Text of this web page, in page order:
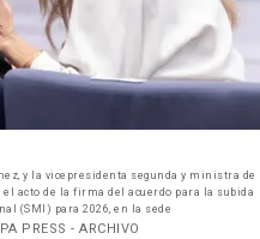
de
acto de la firma del acuerdo para la subida
(SMI) para 2026, en la sede
PRESS - ARCHIVO